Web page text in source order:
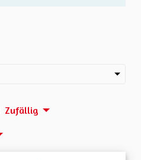
Zufällig